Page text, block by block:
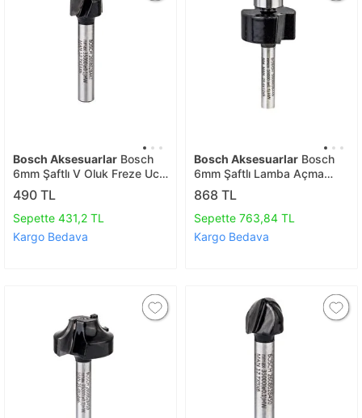
Bosch Aksesuarlar Bosch
6mm Şaftlı V Oluk Freze Ucu
6*12,7*45 2608628447
490 TL
Sepette 431,2 TL
Kargo Bedava
Bosch Aksesuarlar Bosch
6mm Şaftlı Lamba Açma
Freze Ucu 6*25,4*54
2608628449
868 TL
Sepette 763,84 TL
Kargo Bedava